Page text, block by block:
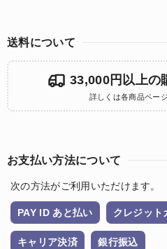
送料について
33,000円以上の
詳しくは各商品ペー
お支払い方法について
次の方法がご利用いただけます。
PAY ID あと払い クレジット
キャリア決済 銀行振込